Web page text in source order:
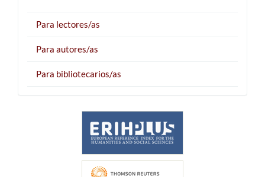
Para lectores/as
Para autores/as
Para bibliotecarios/as